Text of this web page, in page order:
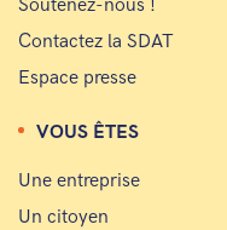
Soutenez-nous !
Contactez la SDAT
Espace presse
VOUS ÊTES
Une entreprise
Un citoyen